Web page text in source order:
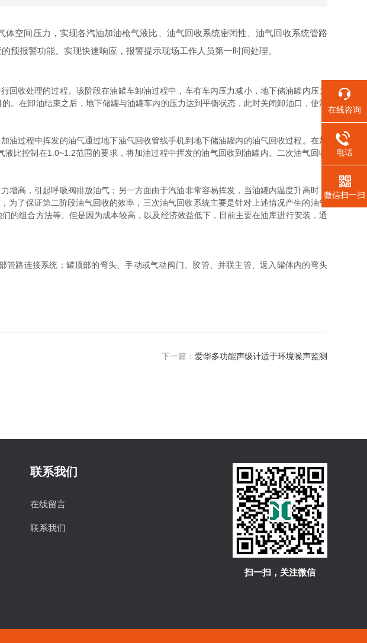
间压力，实现各汽油加油枪气液比、油气回收系统密闭性、油气回收系统管路
报警功能。实现快速响应，报警提示现场工作人员第一时间处理。
收处理的过程。该阶段在油罐车卸油过程中，车有车内压力减小，地下储油罐内压力
在卸油结束之后，地下储罐与油罐车内的压力达到平衡状态，此时关闭卸油口，使油
过程中挥发的油气通过地下油气回收管线手机到地下储油罐内的油气回收过程。在加
比控制在1.0~1.2范围的要求，将加油过程中挥发的油气回收到油罐内。二次油气回收
高，引起呼吸阀排放油气；另一方面由于汽油非常容易挥发，当油罐内温度升高时，
了保证第二阶段油气回收的效率，三次油气回收系统主要是针对上述情况产生的油气
的组合方法等。但是因为成本较高，以及经济效益低下，目前主要在油库进行安装，通
路连接系统；罐顶部的弯头、手动或气动阀门、胶管、并联主管、返入罐体内的弯头
下一篇： 爱华多功能声级计适于环境噪声监测
联系我们
在线留言
联系我们
扫一扫，关注微信
在线咨询
电话
微信扫一扫